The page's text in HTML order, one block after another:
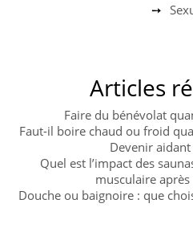
Articles
Faire du bénévolat
Faut-il boire chaud ou froid
Devenir
Quel est l’impact des
musculaire après
Douche ou baignoire : que